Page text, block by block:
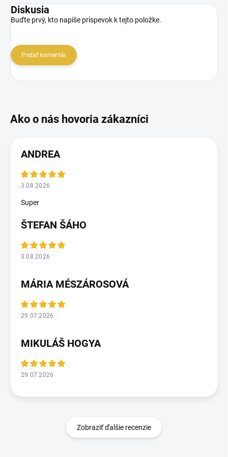
Diskusia
Buďte prvý, kto napíše príspevok k tejto položke.
Pridať komentár
ANDREA
3.08.2026
Super
ŠTEFAN ŠÁHO
3.08.2026
MÁRIA MÉSZÁROSOVÁ
29.07.2026
MIKULÁŠ HOGYA
29.07.2026
Zobraziť ďalšie recenzie